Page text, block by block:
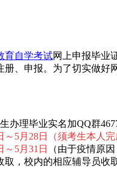
育自学考试网上申报毕业
册、申报。为了切实做好
办理毕业实名加QQ群
～5月28日（须考生本人完
～5月31日
（由于疫情原
，校内的相应辅导员收